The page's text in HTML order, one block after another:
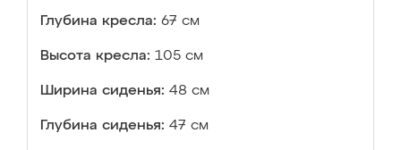
Глубина кресла: 67 см
Высота кресла: 105 см
Ширина сиденья: 48 см
Глубина сиденья: 47 см